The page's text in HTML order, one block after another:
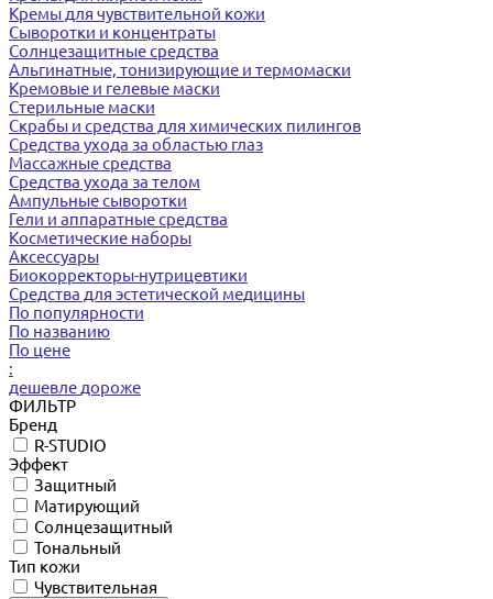
Кремы для чувствительной кожи
Сыворотки и концентраты
Солнцезащитные средства
Альгинатные, тонизирующие и термомаски
Кремовые и гелевые маски
Стерильные маски
Скрабы и средства для химических пилингов
Средства ухода за областью глаз
Массажные средства
Средства ухода за телом
Ампульные сыворотки
Гели и аппаратные средства
Косметические наборы
Аксессуары
Биокорректоры-нутрицевтики
Средства для эстетической медицины
По популярности
По названию
По цене
:
дешевле дороже
ФИЛЬТР
Бренд
R-STUDIO
Эффект
Защитный
Матирующий
Солнцезащитный
Тональный
Тип кожи
Чувствительная